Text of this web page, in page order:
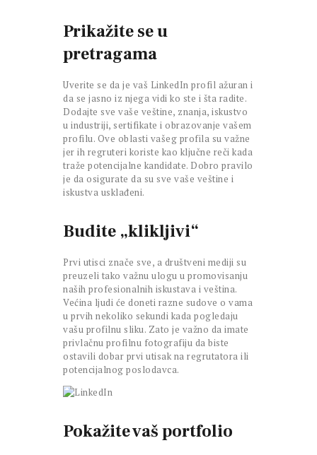
Prikažite se u
pretragama
Uverite se da je vaš LinkedIn profil ažuran i
da se jasno iz njega vidi ko ste i šta radite.
Dodajte sve vaše veštine, znanja, iskustvo
u industriji, sertifikate i obrazovanje vašem
profilu. Ove oblasti vašeg profila su važne
jer ih regruteri koriste kao ključne reči kada
traže potencijalne kandidate. Dobro pravilo
je da osigurate da su sve vaše veštine i
iskustva usklađeni.
Budite „klikljivi“
Prvi utisci znače sve, a društveni mediji su
preuzeli tako važnu ulogu u promovisanju
naših profesionalnih iskustava i veština.
Većina ljudi će doneti razne sudove o vama
u prvih nekoliko sekundi kada pogledaju
vašu profilnu sliku. Zato je važno da imate
privlačnu profilnu fotografiju da biste
ostavili dobar prvi utisak na regrutatora ili
potencijalnog poslodavca.
Pokažite vaš portfolio